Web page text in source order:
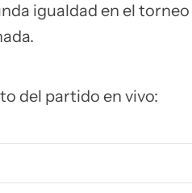
igualdad en el torneo
del partido en vivo: